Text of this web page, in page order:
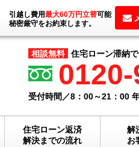
引越し費用最大60万円立替可能
秘密厳守をお約束します。
相談無料 住宅ローン滞納
受付時間／8：00～21：00
住宅ローン返済
解決までの流れ
解
お